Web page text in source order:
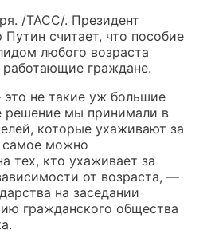
/ТАСС/. Президент
считает, что пособие
любого возраста
работающие граждане.
не такие уж большие
решение мы принимали в
которые ухаживают за
можно
тех, кто ухаживает за
от возраста, —
на заседании
гражданского общества